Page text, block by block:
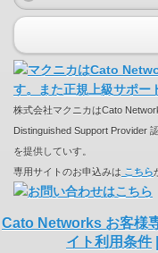
株式会社マクニカはCato
Distinguished Support Provider
を提供していす。
専用サイトのお申込みは こちら
Cato Networks お客様
イト利用条件|